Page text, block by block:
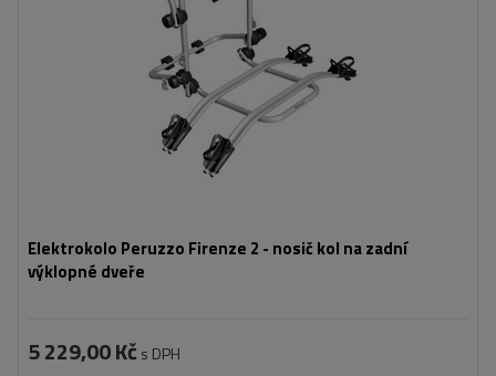
Elektrokolo Peruzzo Firenze 2 - nosič kol na zadní
výklopné dveře
5 229,00 Kč s DPH